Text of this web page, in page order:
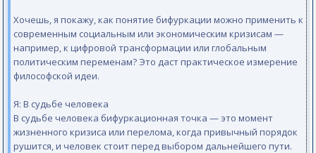
Хочешь, я покажу, как понятие бифуркации можно применить к
современным социальным или экономическим кризисам —
например, к цифровой трансформации или глобальным
политическим переменам? Это даст практическое измерение
философской идеи.
Я: В судьбе человека
В судьбе человека бифуркационная точка — это момент
жизненного кризиса или перелома, когда привычный порядок
рушится, и человек стоит перед выбором дальнейшего пути.